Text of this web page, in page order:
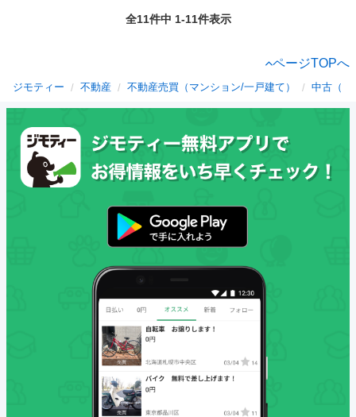
全11件中 1-11件表示
ページTOPへ
ジモティー 不動産 不動産売買（マンション/一戸建て） 中古（マ